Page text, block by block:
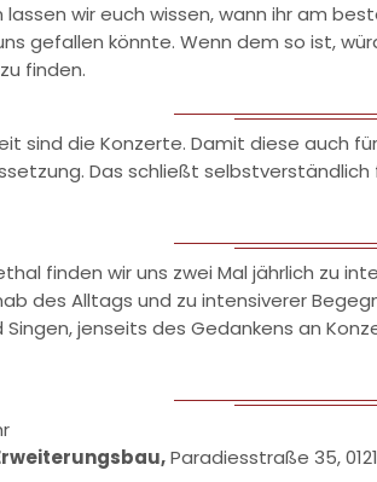
wir euch wissen, wann ihr am
gefallen könnte. Wenn dem so ist,
finden.
sind die Konzerte. Damit diese auch
Das schließt
finden wir uns zwei Mal jährlich zu
des Alltags und zu intensiverer
jenseits des Gedankens an
Paradiesstraße 35,